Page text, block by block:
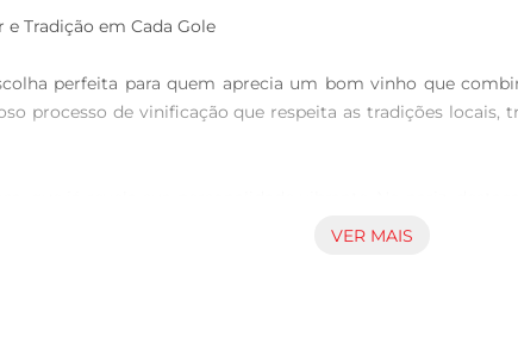
Tradição em Cada Gole
perfeita para quem aprecia um bom vinho que
processo de vinificação que respeita as tradições locais,
sutis nuances de especiarias. Em boca, a suavidade é
Sua suavidade também o torna uma escolha
VER MAIS